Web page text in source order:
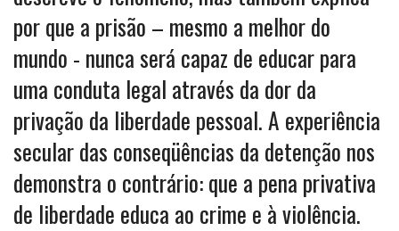
por que a prisão – mesmo a melhor do
mundo - nunca será capaz de educar para
uma conduta legal através da dor da
privação da liberdade pessoal. A experiência
secular das conseqüências da detenção nos
demonstra o contrário: que a pena privativa
de liberdade educa ao crime e à violência.